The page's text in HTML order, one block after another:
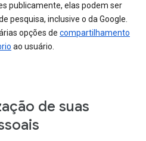
publicamente, elas podem ser
pesquisa, inclusive o da Google.
opções de compartilhamento
ao usuário.
de suas